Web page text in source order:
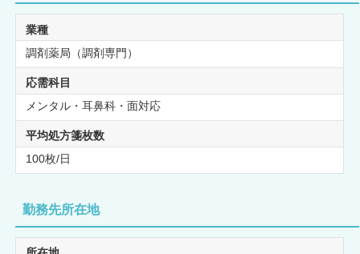
業種
調剤薬局（調剤専門）
応需科目
メンタル・耳鼻科・面対応
平均処方箋枚数
100枚/日
勤務先所在地